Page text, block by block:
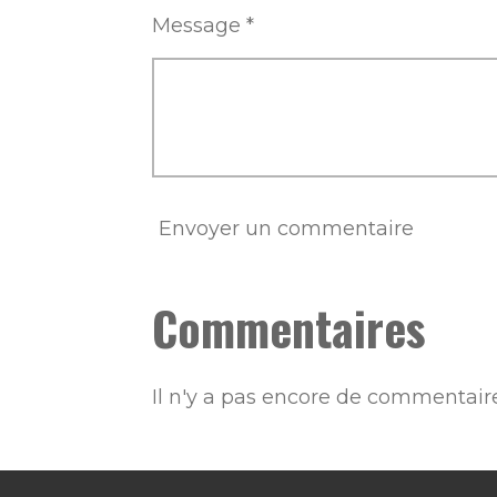
Message *
Envoyer un commentaire
Commentaires
Il n'y a pas encore de